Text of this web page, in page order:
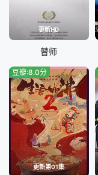
更新HD
瞽师
更新第01集
豆瓣:8.0分